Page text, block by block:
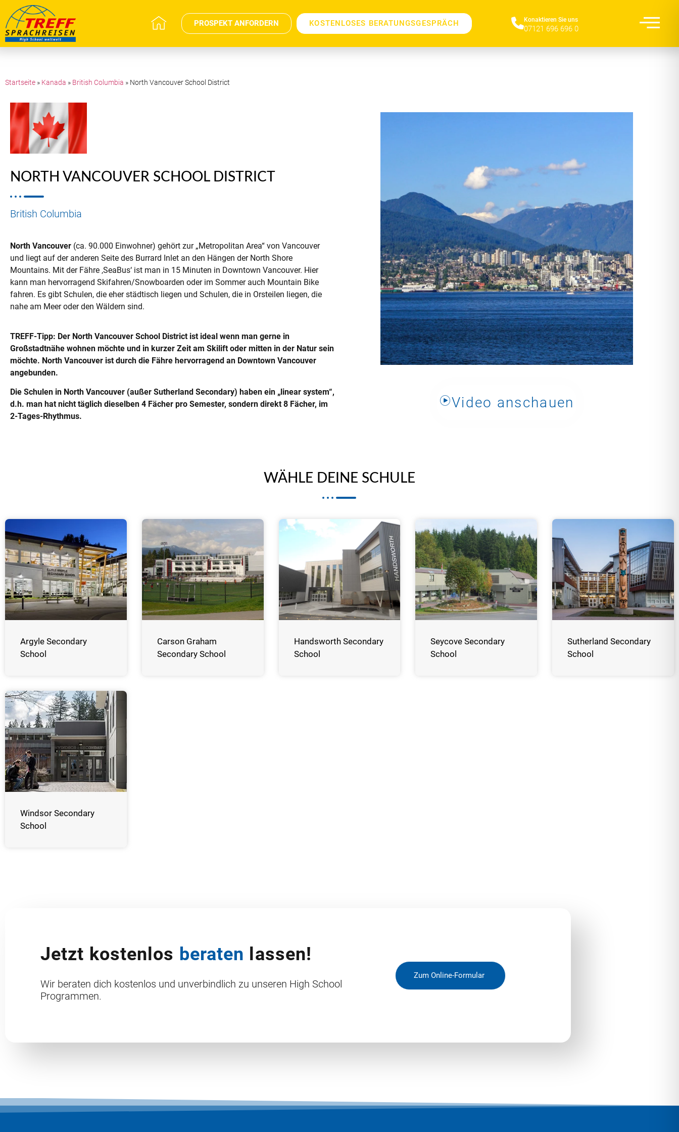
PROSPEKT ANFORDERN KOSTENLOSES BERATUNGSGESPRÄCH Konaktieren Sie uns​
07121 696 696 0
Startseite » Kanada » British Columbia » North Vancouver School District
NORTH VANCOUVER SCHOOL DISTRICT
British Columbia
North Vancouver (ca. 90.000 Einwohner) gehört zur „Metropolitan Area“ von Vancouver
und liegt auf der anderen Seite des Burrard Inlet an den Hängen der North Shore
Mountains. Mit der Fähre ‚SeaBus‘ ist man in 15 Minuten in Downtown Vancouver. Hier
kann man hervorragend Skifahren/Snowboarden oder im Sommer auch Mountain Bike
fahren. Es gibt Schulen, die eher städtisch liegen und Schulen, die in Orsteilen liegen, die
nahe am Meer oder den Wäldern sind.
TREFF-Tipp: Der North Vancouver School District ist ideal wenn man gerne in
Großstadtnähe wohnen möchte und in kurzer Zeit am Skilift oder mitten in der Natur sein
möchte. North Vancouver ist durch die Fähre hervorragend an Downtown Vancouver
angebunden.
Die Schulen in North Vancouver (außer Sutherland Secondary) haben ein „linear system“,
d.h. man hat nicht täglich dieselben 4 Fächer pro Semester, sondern direkt 8 Fächer, im
2-Tages-Rhythmus.
Video anschauen
WÄHLE DEINE SCHULE
Argyle Secondary
School
Carson Graham
Secondary School
Handsworth Secondary
School
Seycove Secondary
School
Sutherland Secondary
School
Windsor Secondary
School
Jetzt kostenlos beraten lassen!
Wir beraten dich kostenlos und unverbindlich zu unseren High School
Programmen.
Zum Online-Formular